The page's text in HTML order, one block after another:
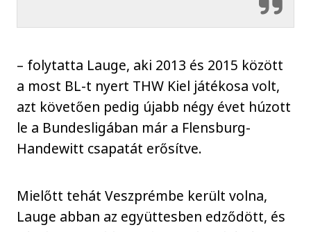
– folytatta Lauge, aki 2013 és 2015 között
a most BL-t nyert THW Kiel játékosa volt,
azt követően pedig újabb négy évet húzott
le a Bundesligában már a Flensburg-
Handewitt csapatát erősítve.
Mielőtt tehát Veszprémbe került volna,
Lauge abban az együttesben edződött, és